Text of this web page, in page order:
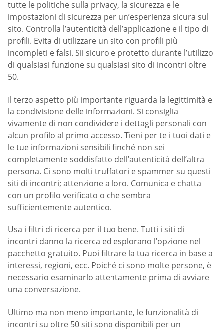
tutte le politiche sulla privacy, la sicurezza e le
impostazioni di sicurezza per un’esperienza sicura sul
sito. Controlla l’autenticità dell’applicazione e il tipo di
profili. Evita di utilizzare un sito con profili più
incompleti e falsi. Sii sicuro e protetto durante l’utilizzo
di qualsiasi funzione su qualsiasi sito di incontri oltre
50.
Il terzo aspetto più importante riguarda la legittimità e
la condivisione delle informazioni. Si consiglia
vivamente di non condividere i dettagli personali con
alcun profilo al primo accesso. Tieni per te i tuoi dati e
le tue informazioni sensibili finché non sei
completamente soddisfatto dell’autenticità dell’altra
persona. Ci sono molti truffatori e spammer su questi
siti di incontri; attenzione a loro. Comunica e chatta
con un profilo verificato o che sembra
sufficientemente autentico.
Usa i filtri di ricerca per il tuo bene. Tutti i siti di
incontri danno la ricerca ed esplorano l’opzione nel
pacchetto gratuito. Puoi filtrare la tua ricerca in base a
interessi, regioni, ecc. Poiché ci sono molte persone, è
necessario esaminarlo attentamente prima di avviare
una conversazione.
Ultimo ma non meno importante, le funzionalità di
incontri su oltre 50 siti sono disponibili per un